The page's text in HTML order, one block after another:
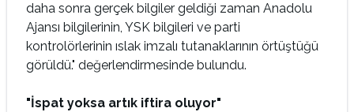
daha sonra gerçek bilgiler geldiği zaman Anadolu
Ajansı bilgilerinin, YSK bilgileri ve parti
kontrolörlerinin ıslak imzalı tutanaklarının örtüştüğü
görüldü." değerlendirmesinde bulundu.
"İspat yoksa artık iftira oluyor"